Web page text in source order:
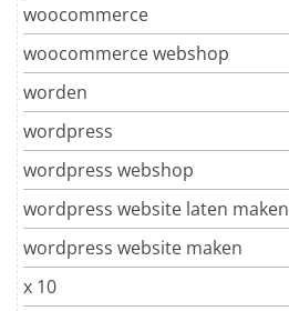
woocommerce
woocommerce webshop
worden
wordpress
wordpress webshop
wordpress website laten maken
wordpress website maken
x 10